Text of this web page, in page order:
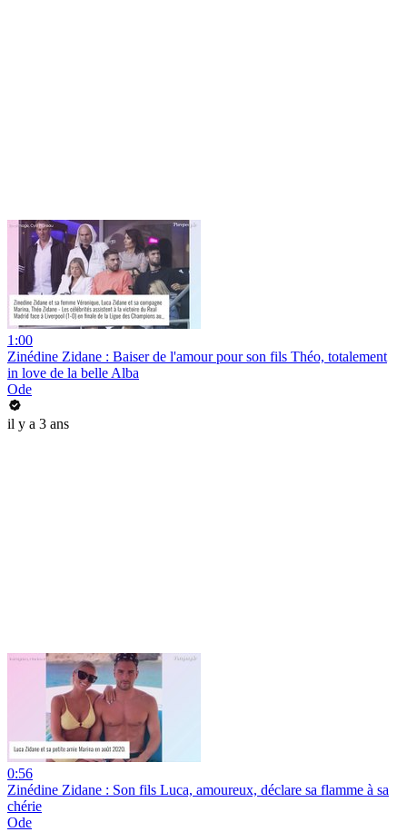
1:00
Zinédine Zidane : Baiser de l'amour pour son fils Théo, totalement
in love de la belle Alba
Ode
il y a 3 ans
0:56
Zinédine Zidane : Son fils Luca, amoureux, déclare sa flamme à sa
chérie
Ode